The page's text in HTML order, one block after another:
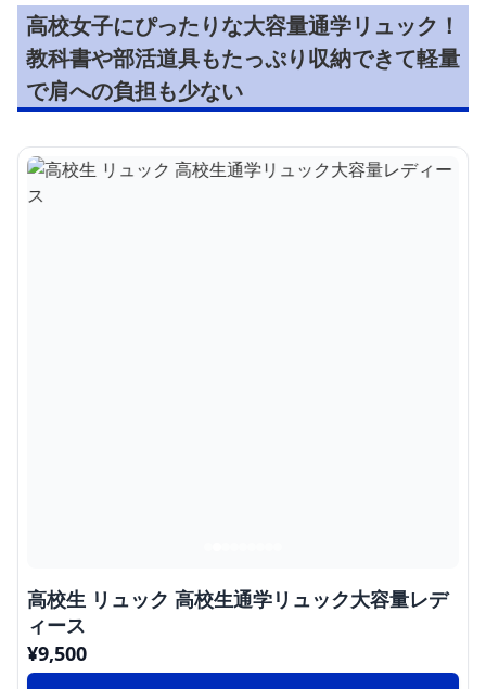
高校女子にぴったりな大容量通学リュック！
教科書や部活道具もたっぷり収納できて軽量
で肩への負担も少ない
高校生 リュック 高校生通学リュック大容量レデ
ィース
¥9,500